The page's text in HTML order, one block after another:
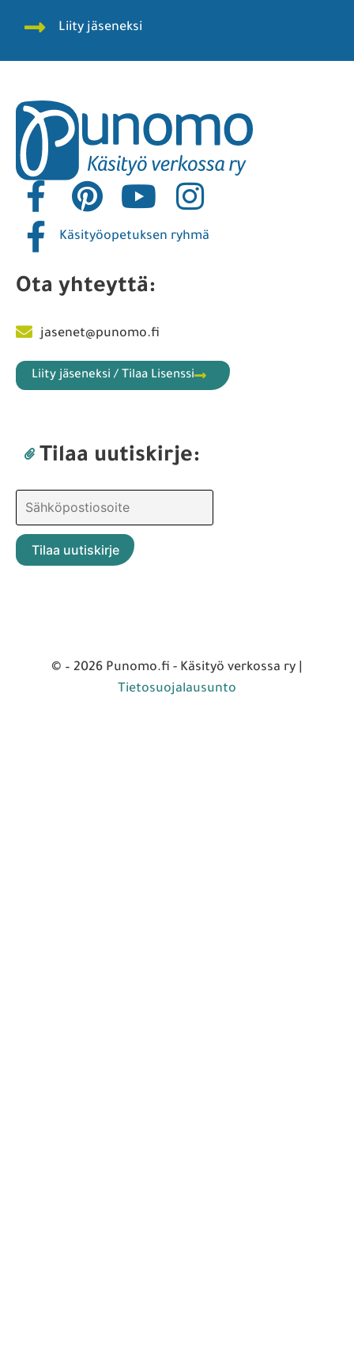
Liity jäseneksi
Käsityöopetuksen ryhmä
Ota yhteyttä:
jasenet@punomo.fi
Liity jäseneksi / Tilaa Lisenssi
Tilaa uutiskirje:
© – 2026 Punomo.fi - Käsityö verkossa ry |
Tietosuojalausunto